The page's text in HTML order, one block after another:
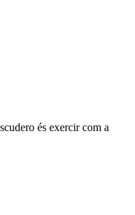
és exercir com a